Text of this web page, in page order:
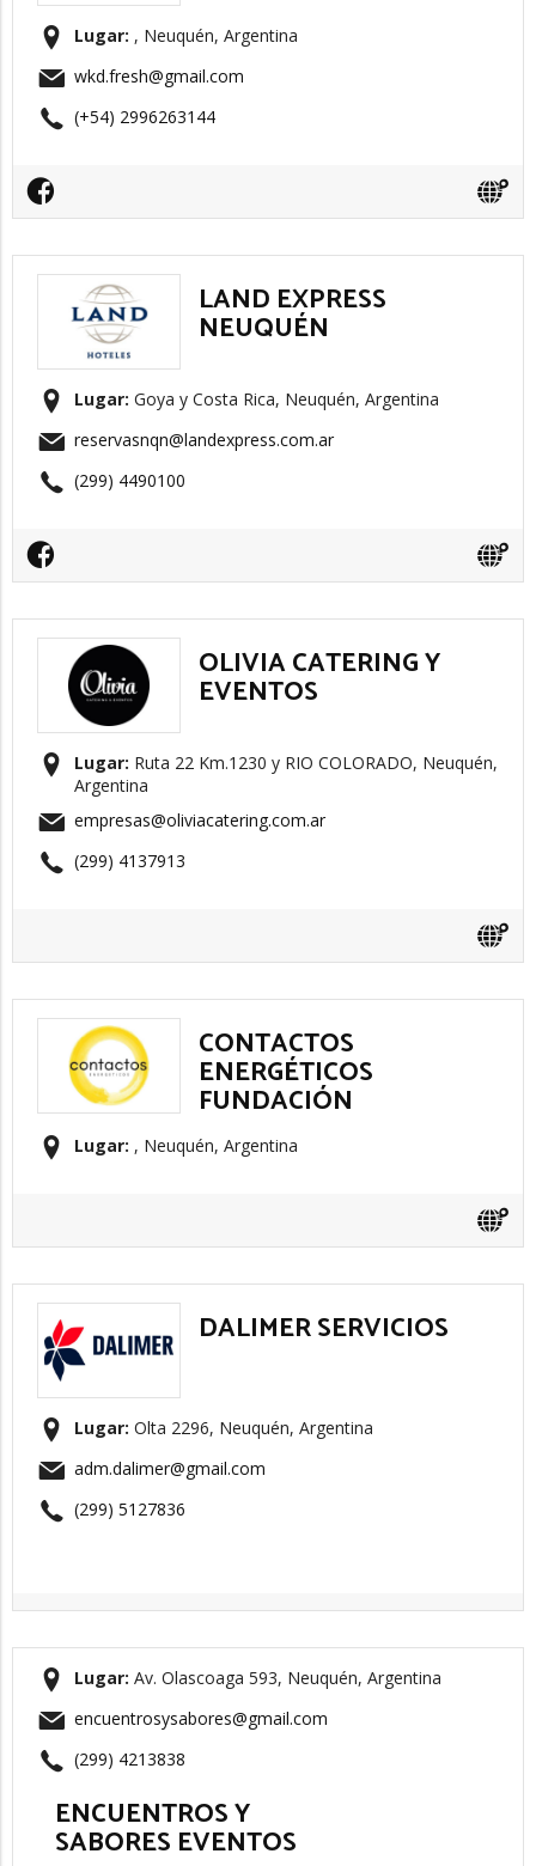
Lugar: , Neuquén, Argentina
wkd.fresh@gmail.com
(+54) 2996263144
LAND EXPRESS
NEUQUÉN
Lugar: Goya y Costa Rica, Neuquén, Argentina
reservasnqn@landexpress.com.ar
(299) 4490100
OLIVIA CATERING Y
EVENTOS
Lugar: Ruta 22 Km.1230 y RIO COLORADO, Neuquén,
Argentina
empresas@oliviacatering.com.ar
(299) 4137913
CONTACTOS
ENERGÉTICOS
FUNDACIÓN
Lugar: , Neuquén, Argentina
DALIMER SERVICIOS
Lugar: Olta 2296, Neuquén, Argentina
adm.dalimer@gmail.com
(299) 5127836
ENCUENTROS Y
SABORES EVENTOS
Lugar: Av. Olascoaga 593, Neuquén, Argentina
encuentrosysabores@gmail.com
(299) 4213838